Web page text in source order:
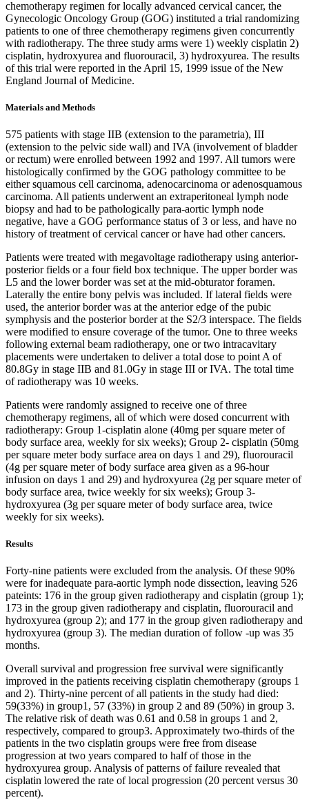
chemotherapy regimen for locally advanced cervical cancer, the
Gynecologic Oncology Group (GOG) instituted a trial randomizing
patients to one of three chemotherapy regimens given concurrently
with radiotherapy. The three study arms were 1) weekly cisplatin 2)
cisplatin, hydroxyurea and fluorouracil, 3) hydroxyurea. The results
of this trial were reported in the April 15, 1999 issue of the New
England Journal of Medicine.
Materials and Methods
575 patients with stage IIB (extension to the parametria), III
(extension to the pelvic side wall) and IVA (involvement of bladder
or rectum) were enrolled between 1992 and 1997. All tumors were
histologically confirmed by the GOG pathology committee to be
either squamous cell carcinoma, adenocarcinoma or adenosquamous
carcinoma. All patients underwent an extraperitoneal lymph node
biopsy and had to be pathologically para-aortic lymph node
negative, have a GOG performance status of 3 or less, and have no
history of treatment of cervical cancer or have had other cancers.
Patients were treated with megavoltage radiotherapy using anterior-
posterior fields or a four field box technique. The upper border was
L5 and the lower border was set at the mid-obturator foramen.
Laterally the entire bony pelvis was included. If lateral fields were
used, the anterior border was at the anterior edge of the pubic
symphysis and the posterior border at the S2/3 interspace. The fields
were modified to ensure coverage of the tumor. One to three weeks
following external beam radiotherapy, one or two intracavitary
placements were undertaken to deliver a total dose to point A of
80.8Gy in stage IIB and 81.0Gy in stage III or IVA. The total time
of radiotherapy was 10 weeks.
Patients were randomly assigned to receive one of three
chemotherapy regimens, all of which were dosed concurrent with
radiotherapy: Group 1-cisplatin alone (40mg per square meter of
body surface area, weekly for six weeks); Group 2- cisplatin (50mg
per square meter body surface area on days 1 and 29), fluorouracil
(4g per square meter of body surface area given as a 96-hour
infusion on days 1 and 29) and hydroxyurea (2g per square meter of
body surface area, twice weekly for six weeks); Group 3-
hydroxyurea (3g per square meter of body surface area, twice
weekly for six weeks).
Results
Forty-nine patients were excluded from the analysis. Of these 90%
were for inadequate para-aortic lymph node dissection, leaving 526
pateints: 176 in the group given radiotherapy and cisplatin (group 1);
173 in the group given radiotherapy and cisplatin, fluorouracil and
hydroxyurea (group 2); and 177 in the group given radiotherapy and
hydroxyurea (group 3). The median duration of follow -up was 35
months.
Overall survival and progression free survival were significantly
improved in the patients receiving cisplatin chemotherapy (groups 1
and 2). Thirty-nine percent of all patients in the study had died:
59(33%) in group1, 57 (33%) in group 2 and 89 (50%) in group 3.
The relative risk of death was 0.61 and 0.58 in groups 1 and 2,
respectively, compared to group3. Approximately two-thirds of the
patients in the two cisplatin groups were free from disease
progression at two years compared to half of those in the
hydroxyurea group. Analysis of patterns of failure revealed that
cisplatin lowered the rate of local progression (20 percent versus 30
percent).